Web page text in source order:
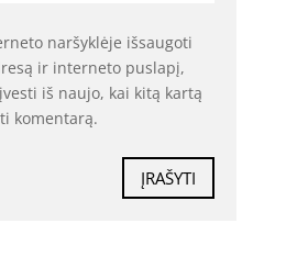
naršyklėje išsaugoti
ir interneto puslapį,
iš naujo, kai kitą kartą
komentarą.
ĮRAŠYTI